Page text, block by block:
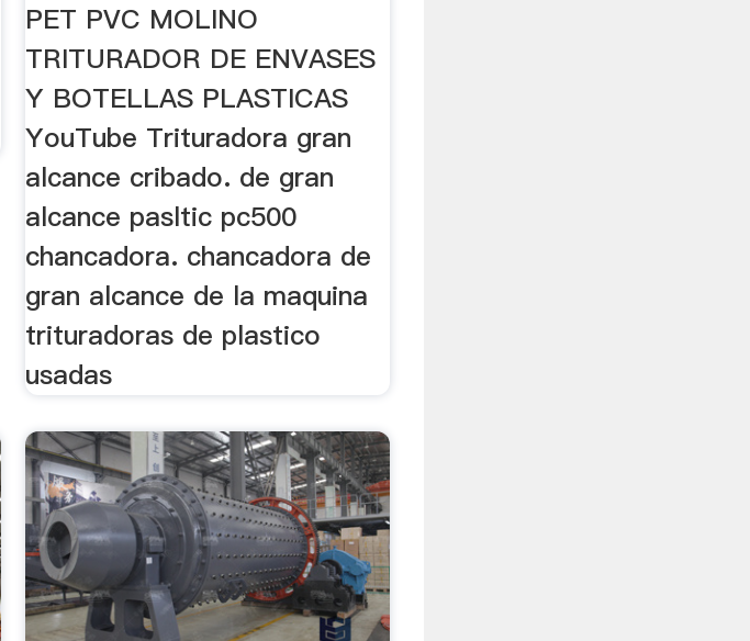
PET PVC MOLINO
TRITURADOR DE ENVASES
Y BOTELLAS PLASTICAS
YouTube Trituradora gran
alcance cribado. de gran
alcance pasltic pc500
chancadora. chancadora de
gran alcance de la maquina
trituradoras de plastico
usadas